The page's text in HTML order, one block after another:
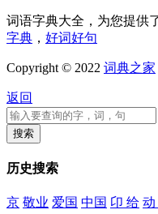
词语字典大全，为您提供
字典 ， 好词好句
Copyright © 2022 词典之家
返回
历史搜索
京 敬业 爱国 中国 卬 给 动